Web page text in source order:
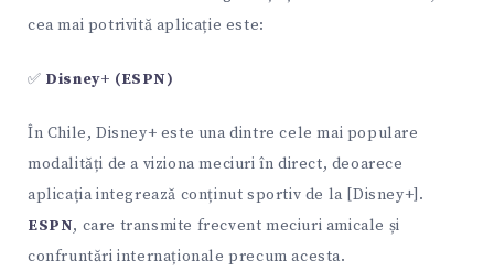
cea mai potrivită aplicație este:
✅ Disney+ (ESPN)
În Chile, Disney+ este una dintre cele mai populare
modalități de a viziona meciuri în direct, deoarece
aplicația integrează conținut sportiv de la [Disney+].
ESPN, care transmite frecvent meciuri amicale și
confruntări internaționale precum acesta.